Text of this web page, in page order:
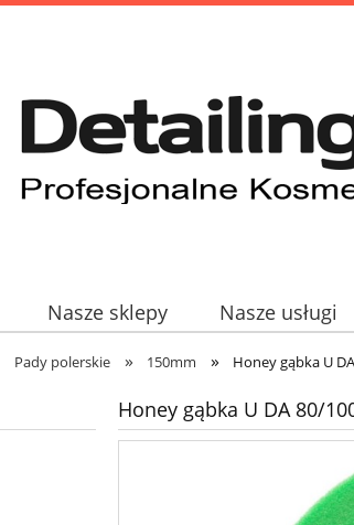
Nasze sklepy Nasze usługi
Pady polerskie » 150mm » Honey gąbka U
Honey gąbka U DA 80/